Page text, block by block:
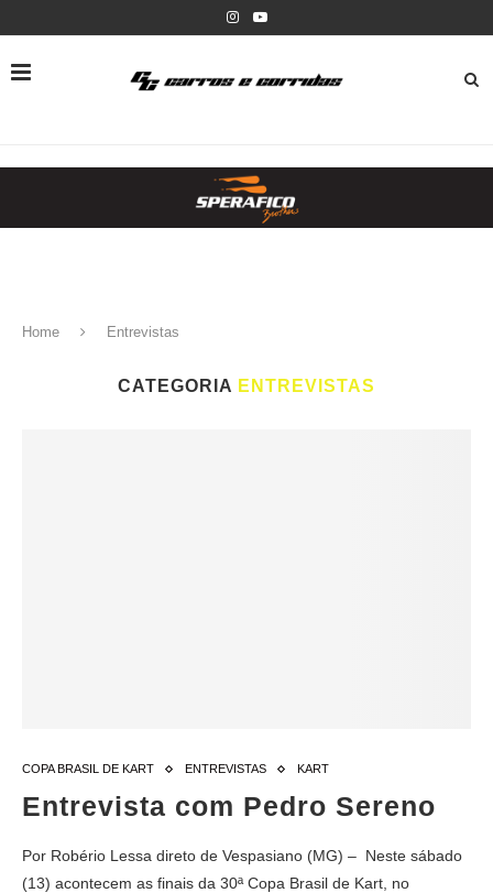
Home Entrevistas
CATEGORIA ENTREVISTAS
COPA BRASIL DE KART ENTREVISTAS KART
Entrevista com Pedro Sereno
Por Robério Lessa direto de Vespasiano (MG) – Neste sábado
(13) acontecem as finais da 30ª Copa Brasil de Kart, no